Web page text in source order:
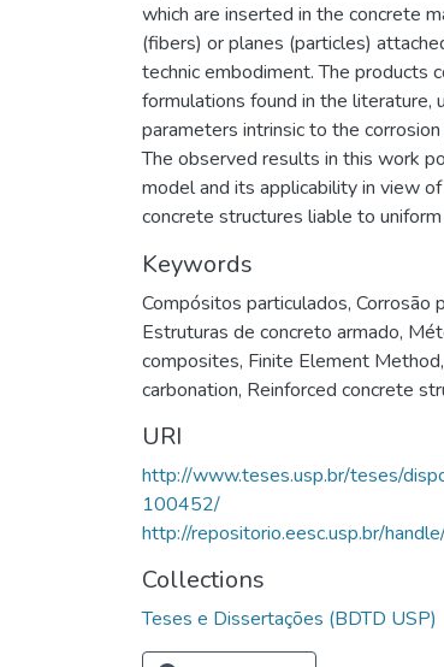
which are inserted in the concrete
(fibers) or planes (particles)
technic embodiment. The products
formulations found in the literature,
parameters intrinsic to the
The observed results in this work
model and its applicability in view
concrete structures liable to uniform
Keywords
Compósitos particulados, Corrosão
Estruturas de concreto armado,
composites, Finite Element Method,
carbonation, Reinforced concrete
URI
http://www.teses.usp.br/teses/
100452/
http://repositorio.eesc.usp.br/
Collections
Teses e Dissertações (BDTD USP)